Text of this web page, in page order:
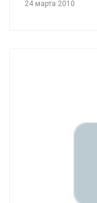
24 марта 2010